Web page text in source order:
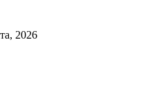
2026